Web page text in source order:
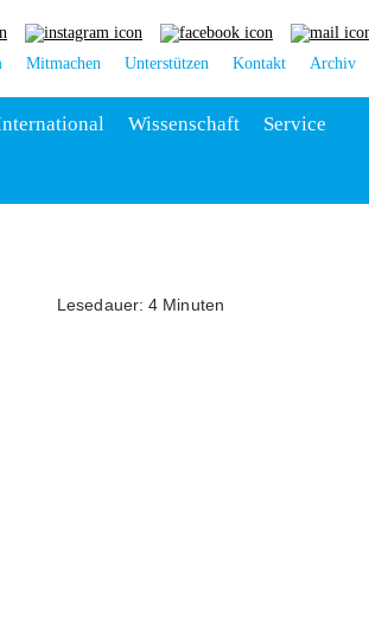
Mitmachen Unterstützen Kontakt Archiv
Wissenschaft Service
Lesedauer: 4 Minuten